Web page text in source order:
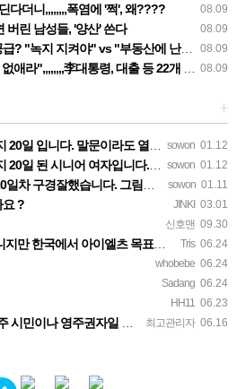
08.09
다더니,,,,,,,,폭염에 '쩍', 왜????
08.09
버린 남성들, '양산' 쓴다
08.09
"녹지 지켜야" vs "부동산에 난린데"
08.09
",,,,,,,,李대통령, 대출 등 22개 과제 손본다
+
sowon 01.12
어보려고 글 보냅니다. 정말 반가운 소식인데 시간이…
sowon 01.12
. 생소한 곳이다보니 말문이라도 열어보려고 문자 드려…
sowon 01.11
잘했습니다. 그림이 내마음입니다.
JINKI 03.01
요 ?
신호맨 09.30
Tris 06.24
점수(6.0)통과하고 호주대학 입학했어요 연락주시면 제가…
whobebe 06.24
Sadang 06.24
HH11 06.23
최고관리자 06.16
습니다. 가까운 무료 검사 클리닉에 방문 하시면 …